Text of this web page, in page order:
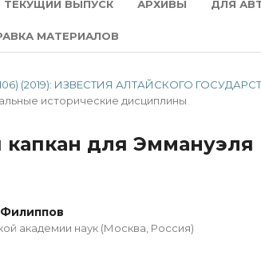
ТЕКУЩИЙ ВЫПУСК АРХИВЫ ДЛЯ
МАТЕРИАЛОВ
(2019): ИЗВЕСТИЯ АЛТАЙСКОГО
исторические дисциплины
для Эммануэля
академии наук (Москва, Россия)